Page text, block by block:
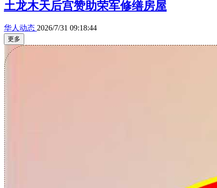
土龙木天后宫赞助荣军修缮房屋
华人动态 2026/7/31 09:18:44
更多